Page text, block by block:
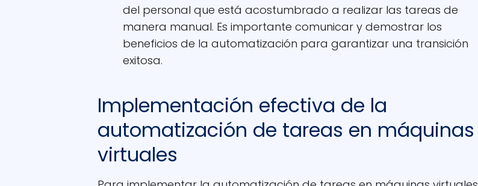
del personal que está acostumbrado a realizar las tareas de
manera manual. Es importante comunicar y demostrar los
beneficios de la automatización para garantizar una transición
exitosa.
Implementación efectiva de la
automatización de tareas en máquinas
virtuales